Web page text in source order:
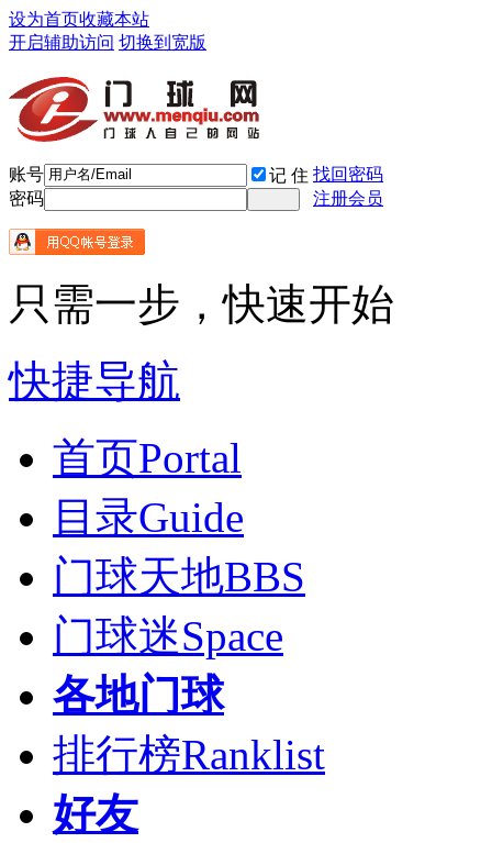
设为首页收藏本站
开启辅助访问 切换到宽版
账号 记 住 找回密码
密码
注册会员
只需一步，快速开始
快捷导航
首页Portal
目录Guide
门球天地BBS
门球迷Space
各地门球
排行榜Ranklist
好友